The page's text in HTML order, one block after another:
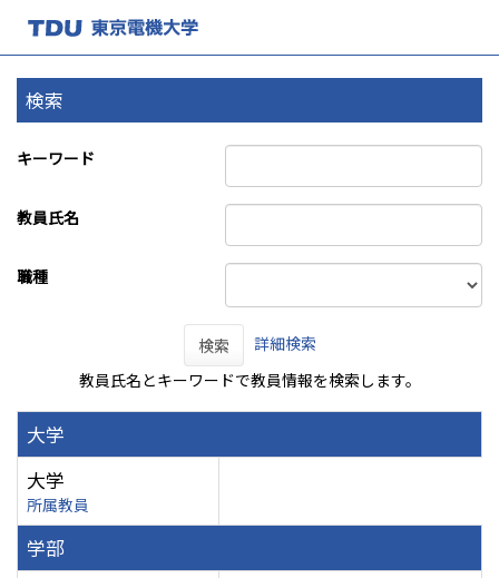
検索
キーワード
教員氏名
職種
検索
詳細検索
教員氏名とキーワードで教員情報を検索します。
大学
大学
所属教員
学部